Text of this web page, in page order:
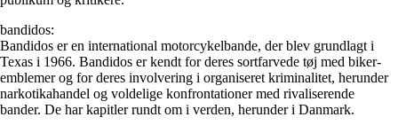
bandidos:
Bandidos er en international motorcykelbande, der blev grundlagt i
Texas i 1966. Bandidos er kendt for deres sortfarvede tøj med biker-
emblemer og for deres involvering i organiseret kriminalitet, herunder
narkotikahandel og voldelige konfrontationer med rivaliserende
bander. De har kapitler rundt om i verden, herunder i Danmark.